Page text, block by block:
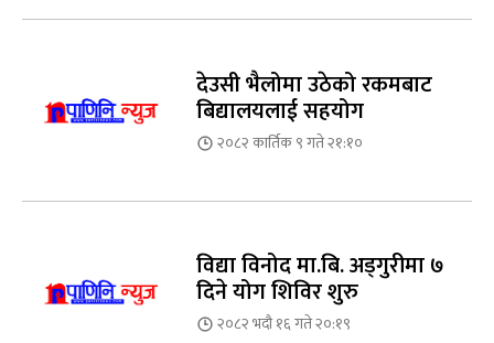
देउसी भैलोमा उठेको रकमबाट
बिद्यालयलाई सहयोग
२०८२ कार्तिक ९ गते २१:१०
विद्या विनोद मा.बि. अड्गुरीमा ७
दिने योग शिविर शुरु
२०८२ भदौ १६ गते २०:१९